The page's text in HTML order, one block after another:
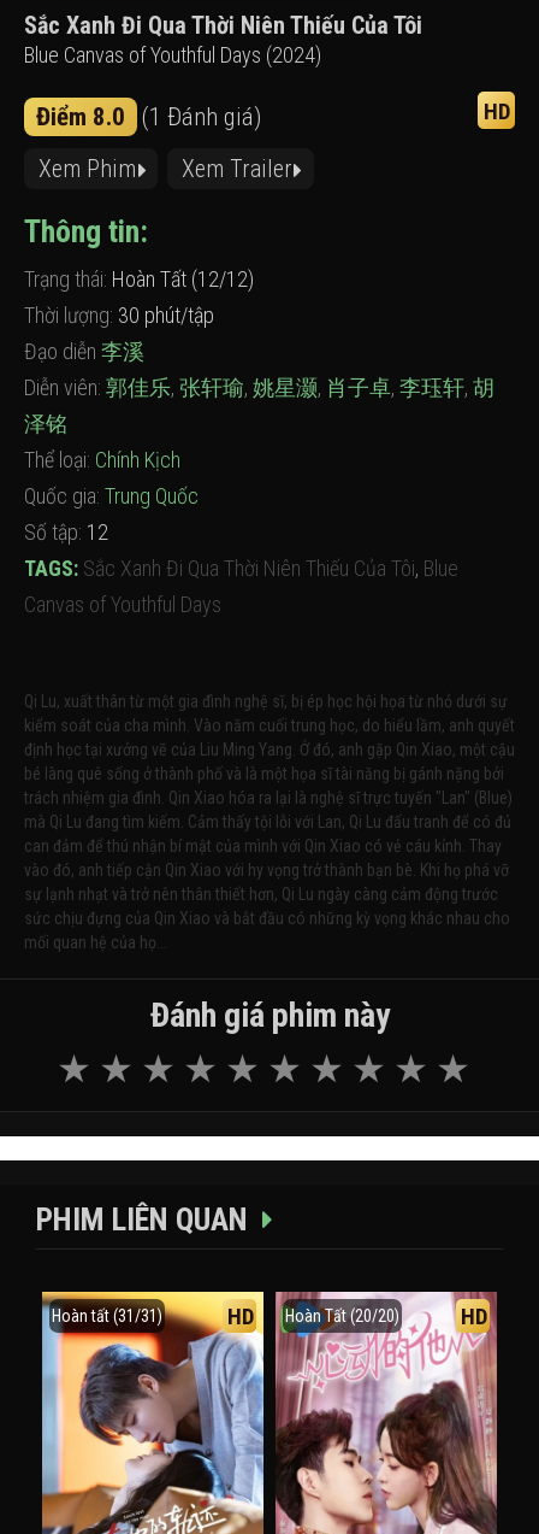
Sắc Xanh Đi Qua Thời Niên Thiếu Của Tôi
Blue Canvas of Youthful Days (2024)
Điểm 8.0 (1 Đánh giá) HD
Xem Phim Xem Trailer
Thông tin:
Trạng thái: Hoàn Tất (12/12)
Thời lượng: 30 phút/tập
Đạo diễn 李溪
Diễn viên: 郭佳乐, 张轩瑜, 姚星灏, 肖子卓, 李珏轩, 胡
泽铭
Thể loại: Chính Kịch
Quốc gia: Trung Quốc
Số tập: 12
TAGS: Sắc Xanh Đi Qua Thời Niên Thiếu Của Tôi, Blue
Canvas of Youthful Days
Qi Lu, xuất thân từ một gia đình nghệ sĩ, bị ép học hội họa từ nhỏ dưới sự
kiểm soát của cha mình. Vào năm cuối trung học, do hiểu lầm, anh quyết
định học tại xưởng vẽ của Liu Ming Yang. Ở đó, anh gặp Qin Xiao, một cậu
bé làng quê sống ở thành phố và là một họa sĩ tài năng bị gánh nặng bởi
trách nhiệm gia đình. Qin Xiao hóa ra lại là nghệ sĩ trực tuyến "Lan" (Blue)
mà Qi Lu đang tìm kiếm. Cảm thấy tội lỗi với Lan, Qi Lu đấu tranh để có đủ
can đảm để thú nhận bí mật của mình với Qin Xiao có vẻ cáu kỉnh. Thay
vào đó, anh tiếp cận Qin Xiao với hy vọng trở thành bạn bè. Khi họ phá vỡ
sự lạnh nhạt và trở nên thân thiết hơn, Qi Lu ngày càng cảm động trước
sức chịu đựng của Qin Xiao và bắt đầu có những kỳ vọng khác nhau cho
mối quan hệ của họ...
Đánh giá phim này
PHIM LIÊN QUAN
Hoàn tất (31/31) HD Hoàn Tất (20/20) HD